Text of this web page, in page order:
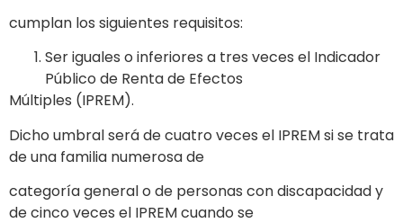
cumplan los siguientes requisitos:
Ser iguales o inferiores a tres veces el Indicador
Público de Renta de Efectos
Múltiples (IPREM).
Dicho umbral será de cuatro veces el IPREM si se trata
de una familia numerosa de
categoría general o de personas con discapacidad y
de cinco veces el IPREM cuando se